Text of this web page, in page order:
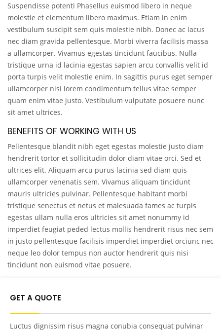
Suspendisse potenti Phasellus euismod libero in neque
molestie et elementum libero maximus. Etiam in enim
vestibulum suscipit sem quis molestie nibh. Donec ac lacus
nec diam gravida pellentesque. Morbi viverra facilisis massa
a ullamcorper. Vivamus egestas tincidunt faucibus. Nulla
tristique urna id lacinia egestas sapien arcu convallis velit id
porta turpis velit molestie enim. In sagittis purus eget semper
ullamcorper nisi lorem condimentum tellus vitae semper
quam enim vitae justo. Vestibulum vulputate posuere nunc
sit amet ultrices.
BENEFITS OF WORKING WITH US
Pellentesque blandit nibh eget egestas molestie justo diam
hendrerit tortor et sollicitudin dolor diam vitae orci. Sed et
ultrices elit. Aliquam arcu purus lacinia sed diam quis
ullamcorper venenatis sem. Vivamus aliquam tincidunt
mauris ultricies pulvinar. Pellentesque habitant morbi
tristique senectus et netus et malesuada fames ac turpis
egestas ullam nulla eros ultricies sit amet nonummy id
imperdiet feugiat peded lectus mollis hendrerit risus nec sem
in justo pellentesque facilisis imperdiet imperdiet orciunc nec
neque leo dolor tempus non auctor hendrerit quis nisi
tincidunt non euismod vitae posuere.
GET A QUOTE
Luctus dignissim risus magna conubia consequat pulvinar